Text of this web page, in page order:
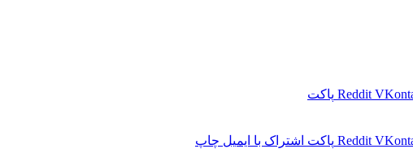
Reddit پاکت
Reddit پاکت اشتراک با ایمیل چاپ